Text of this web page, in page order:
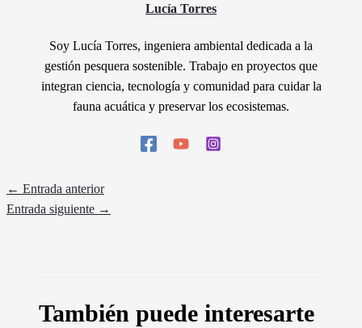
Lucía Torres
Soy Lucía Torres, ingeniera ambiental dedicada a la
gestión pesquera sostenible. Trabajo en proyectos que
integran ciencia, tecnología y comunidad para cuidar la
fauna acuática y preservar los ecosistemas.
← Entrada anterior
Entrada siguiente →
También puede interesarte